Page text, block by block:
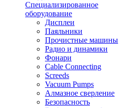
Специализированное
оборудование
Дисплеи
Паяльники
Прочистные машины
Радио и динамики
Фонари
Cable Connecting
Screeds
Vacuum Pumps
Алмазное сверление
Безопасность